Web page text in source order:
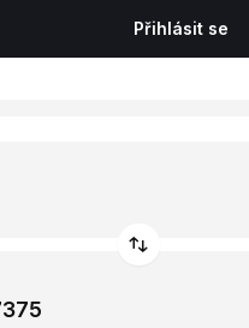
Přihlásit se